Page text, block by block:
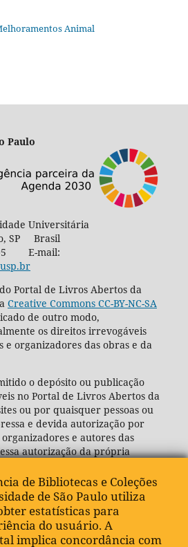
Animal
Paulo
Universitária
SP Brasil
E-mail:
Portal de Livros Abertos da
Creative Commons CC-BY-NC-SA
de outro modo,
os direitos irrevogáveis
e organizadores das obras e da
o depósito ou publicação
no Portal de Livros Abertos da
ou por quaisquer pessoas ou
e devida autorização por
e autores das
autorização da própria
de Bibliotecas e Coleções
de São Paulo utiliza
estatísticas para
do usuário. A
implica concordância com